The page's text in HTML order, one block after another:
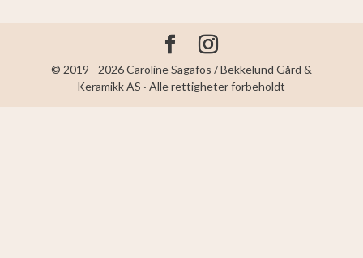
© 2019 - 2026 Caroline Sagafos / Bekkelund Gård &
Keramikk AS · Alle rettigheter forbeholdt